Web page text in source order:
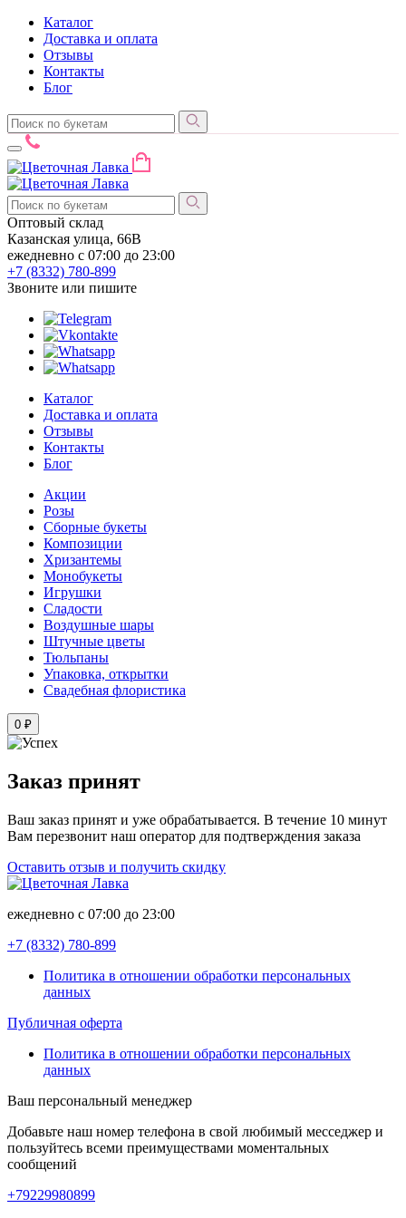
Каталог
Доставка и оплата
Отзывы
Контакты
Блог
Оптовый склад
Казанская улица, 66В
ежедневно с 07:00 до 23:00
+7 (8332) 780-899
Звоните или пишите
Каталог
Доставка и оплата
Отзывы
Контакты
Блог
Акции
Розы
Сборные букеты
Композиции
Хризантемы
Монобукеты
Игрушки
Сладости
Воздушные шары
Штучные цветы
Тюльпаны
Упаковка, открытки
Свадебная флористика
0 ₽
Заказ принят
Ваш заказ принят и уже обрабатывается. В течение 10 минут
Вам перезвонит наш оператор для подтверждения заказа
Оставить отзыв и получить скидку
ежедневно с 07:00 до 23:00
+7 (8332) 780-899
Политика в отношении обработки персональных
данных
Публичная оферта
Политика в отношении обработки персональных
данных
Ваш персональный менеджер
Добавьте наш номер телефона в свой любимый месседжер и
пользуйтесь всеми преимуществами моментальных
сообщений
+79229980899